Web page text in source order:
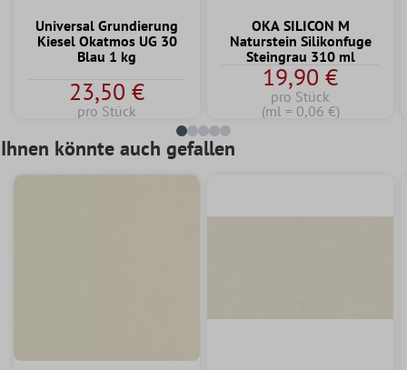
Universal Grundierung
Kiesel Okatmos UG 30
Blau 1 kg
23,50 €
pro Stück
OKA SILICON M
Naturstein Silikonfuge
Steingrau 310 ml
19,90 €
pro Stück
(ml = 0,06 €)
Ihnen könnte auch gefallen